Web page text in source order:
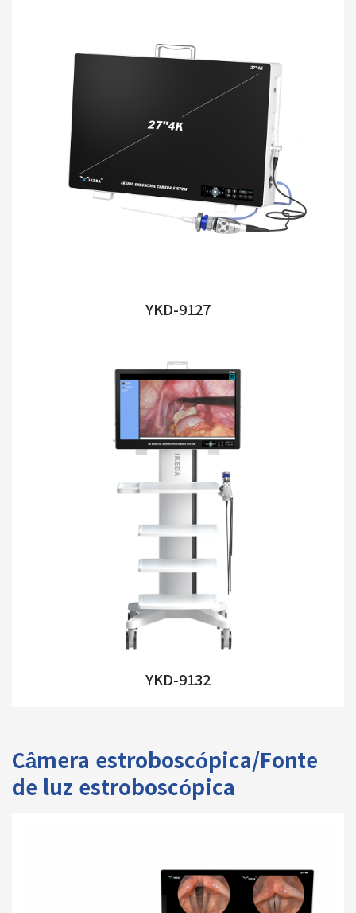
YKD-9127
YKD-9132
Câmera estroboscópica/Fonte
de luz estroboscópica